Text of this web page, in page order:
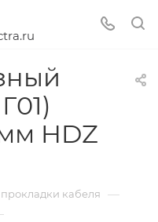
HDZ
кабеля —